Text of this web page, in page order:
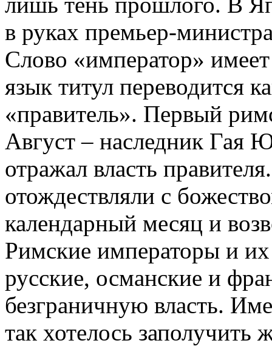
в руках премьер-
Слово «император»
язык титул переводится
«правитель». Первый
Август – наследник Гая
отражал власть
отождествляли с
календарный месяц и
Римские императоры и их
русские, османские и
безграничную власть.
так хотелось заполучить